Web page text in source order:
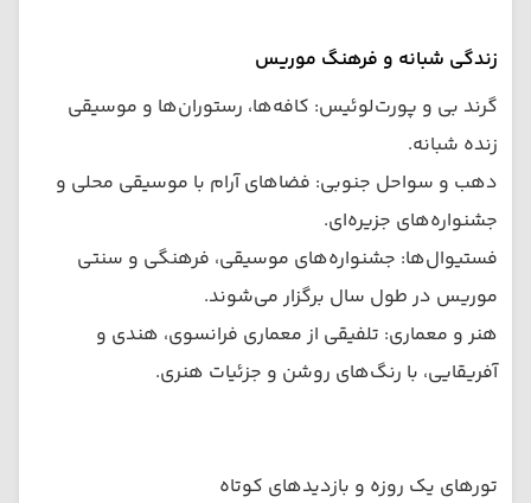
زندگی شبانه و فرهنگ موریس
گرند بی و پورت‌لوئیس: کافه‌ها، رستوران‌ها و موسیقی
زنده شبانه.
دهب و سواحل جنوبی: فضاهای آرام با موسیقی محلی و
جشنواره‌های جزیره‌ای.
فستیوال‌ها: جشنواره‌های موسیقی، فرهنگی و سنتی
موریس در طول سال برگزار می‌شوند.
هنر و معماری: تلفیقی از معماری فرانسوی، هندی و
آفریقایی، با رنگ‌های روشن و جزئیات هنری.
تورهای یک روزه و بازدیدهای کوتاه